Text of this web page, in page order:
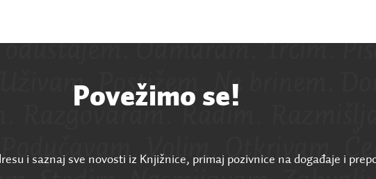
Povežimo se!
i saznaj sve novosti iz Knjižnice, primaj pozivnice na događaje i